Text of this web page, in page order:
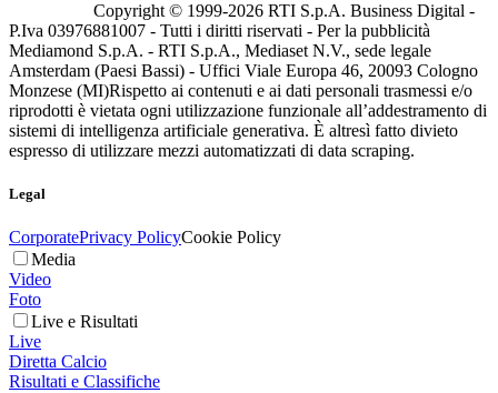
Copyright © 1999-2026 RTI S.p.A. Business Digital -
P.Iva 03976881007 - Tutti i diritti riservati - Per la pubblicità
Mediamond S.p.A. - RTI S.p.A., Mediaset N.V., sede legale
Amsterdam (Paesi Bassi) - Uffici Viale Europa 46, 20093 Cologno
Monzese (MI)Rispetto ai contenuti e ai dati personali trasmessi e/o
riprodotti è vietata ogni utilizzazione funzionale all’addestramento di
sistemi di intelligenza artificiale generativa. È altresì fatto divieto
espresso di utilizzare mezzi automatizzati di data scraping.
Legal
CorporatePrivacy PolicyCookie Policy
Media
Video
Foto
Live e Risultati
Live
Diretta Calcio
Risultati e Classifiche